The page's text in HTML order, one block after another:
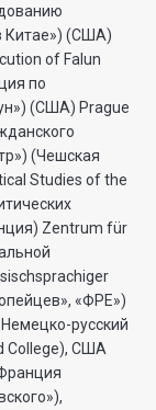
Китае») (США)
of Falun
по
(США) Prague
(Чешская
Studies of the
Zentrum für
«ФРЕ»)
русский
College), США